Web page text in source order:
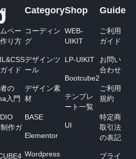
ペー
り方
イド
の
入門
作ガ
Category
コーディン
グ
デザインツ
ール
デザイン素
材
BASE
Elementor
Wordpress
Shop
WEB-
UIKIT
LP-UIKIT
Bootcube2
テンプレ
ート一覧
UI
Guide
ご利用
ガイド
お問い
合わせ
ご利用
規約
特定商
取引法
の表記
プライ